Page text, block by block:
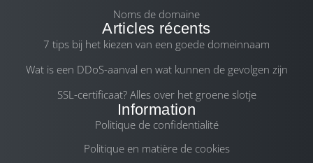
Noms de domaine
Articles récents
7 tips bij het kiezen van een goede domeinnaam
Wat is een DDoS-aanval en wat kunnen de gevolgen zijn
SSL-certificaat? Alles over het groene slotje
Information
Politique de confidentialité
Politique en matière de cookies